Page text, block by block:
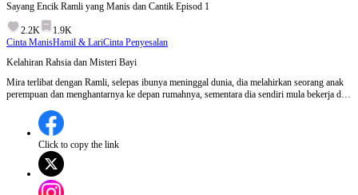
Sayang Encik Ramli yang Manis dan Cantik Episod 1
2.2K
1.9K
Cinta ManisHamil & LariCinta Penyesalan
Kelahiran Rahsia dan Misteri Bayi
Mira terlibat dengan Ramli, selepas ibunya meninggal dunia, dia melahirkan seorang anak
perempuan dan menghantarnya ke depan rumahnya, sementara dia sendiri mula bekerja di
juga sedang merancang majlis perkahwinan yang besar. Episod 1:Mira melahirkan anak
secara rahsia dan terpaksa menghadapi kemarahan ibunya yang tidak mengetahui tentang
kehamilannya. Sementara itu, Ramli, yang masih pelajar, dikejutkan dengan kehadiran
seorang bayi di depan rumahnya.Apakah yang akan terjadi kepada Mira dan Ramli setelah
kelahiran bayi mereka yang penuh rahsia ini?
Click to copy the link